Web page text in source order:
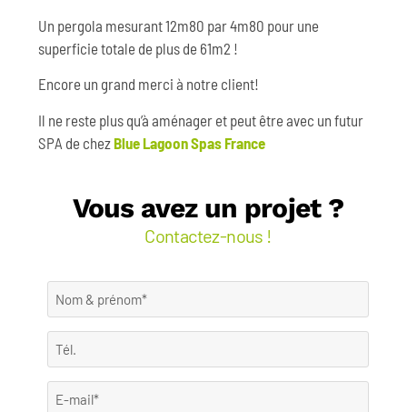
Un pergola mesurant 12m80 par 4m80 pour une
superficie totale de plus de 61m2 !
Encore un grand merci à notre client!
Il ne reste plus qu’à aménager et peut être avec un futur
SPA de chez Blue Lagoon Spas France
Vous avez un projet ?
Contactez-nous !